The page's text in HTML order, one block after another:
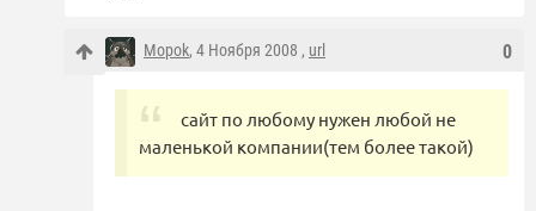
0
Mopok, 4 Ноября 2008 , url
сайт по любому нужен любой не
маленькой компании(тем более такой)